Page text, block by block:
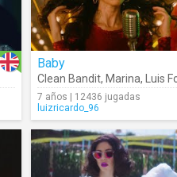
Baby
Clean Bandit, Marina, Luis
7 años | 12436 jugadas
luizricardo_96